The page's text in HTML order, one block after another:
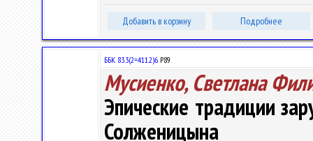
Добавить в корзину Подробнее
ББК 83.3(2=411.2)6 Р89
Мусиенко, Светлана
Эпические традиции
Солженицына